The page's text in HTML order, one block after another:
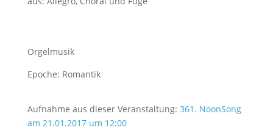
Orgelmusik
Epoche: Romantik
Aufnahme aus dieser Veranstaltung: 361. NoonSong
am 21.01.2017 um 12:00